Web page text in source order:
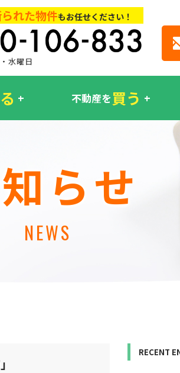
れた物件もお任せください！
水曜日
不動産を買う
らせ
NEWS
RECENT